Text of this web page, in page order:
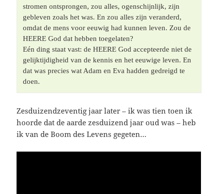
stromen ontsprongen, zou alles, ogenschijnlijk, zijn
gebleven zoals het was. En zou alles zijn veranderd,
omdat de mens voor eeuwig had kunnen leven. Zou de
HEERE God dat hebben toegelaten?
Eén ding staat vast: de HEERE God accepteerde niet de
gelijktijdigheid van de kennis en het eeuwige leven. En
dat was precies wat Adam en Eva hadden gedreigd te
doen.
Zesduizendzeventig jaar later – ik was tien toen ik
hoorde dat de aarde zesduizend jaar oud was – heb
ik van de Boom des Levens gegeten…